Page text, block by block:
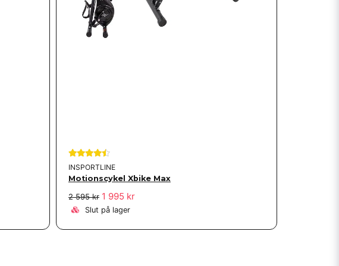
INSPORTLINE
Motionscykel Xbike Max
2 595 kr 1 995 kr
Slut på lager